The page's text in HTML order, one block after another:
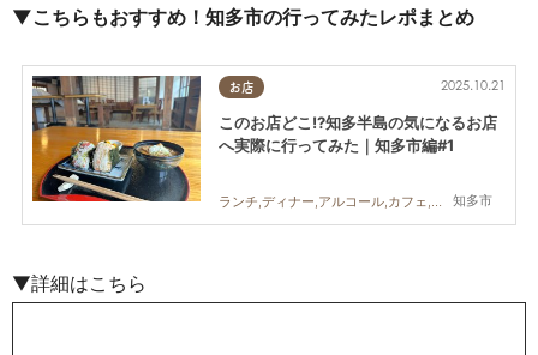
▼こちらもおすすめ！知多市の行ってみたレポまとめ
お店
知多市
2025.10.21
このお店どこ!?知多半島の気になるお店
へ実際に行ってみた｜知多市編#1
ランチ,ディナー,アルコール,カフェ,スイーツ,テイクアウト,まちネタ,まとめ記事,行ってみたレポ
▼詳細はこちら